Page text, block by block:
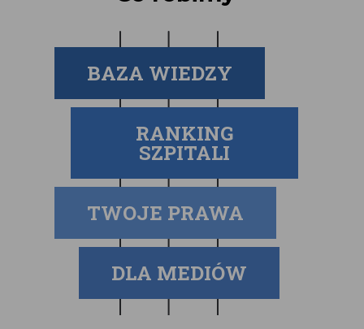
BAZA WIEDZY
RANKING
SZPITALI
TWOJE PRAWA
DLA MEDIÓW